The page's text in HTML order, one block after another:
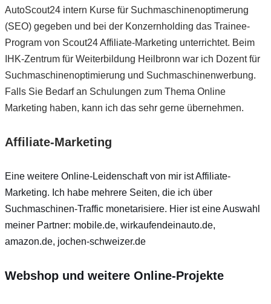
AutoScout24 intern Kurse für Suchmaschinenoptimerung
(SEO) gegeben und bei der Konzernholding das Trainee-
Program von Scout24 Affiliate-Marketing unterrichtet. Beim
IHK-Zentrum für Weiterbildung Heilbronn war ich Dozent für
Suchmaschinenoptimierung und Suchmaschinenwerbung.
Falls Sie Bedarf an Schulungen zum Thema Online
Marketing haben, kann ich das sehr gerne übernehmen.
Affiliate-Marketing
Eine weitere Online-Leidenschaft von mir ist Affiliate-
Marketing. Ich habe mehrere Seiten, die ich über
Suchmaschinen-Traffic monetarisiere. Hier ist eine Auswahl
meiner Partner: mobile.de, wirkaufendeinauto.de,
amazon.de, jochen-schweizer.de
Webshop und weitere Online-Projekte